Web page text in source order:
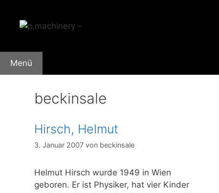
Inhalt
springen
Menü
beckinsale
Hirsch, Helmut
3. Januar 2007 von beckinsale
Helmut Hirsch wurde 1949 in Wien
geboren. Er ist Physiker, hat vier Kinder